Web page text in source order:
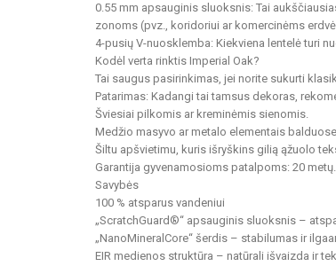
0.55 mm apsauginis sluoksnis: Tai
zonoms (pvz., koridoriui ar komercinėms
4-pusių V-nuosklemba: Kiekviena lentelė turi
Kodėl verta rinktis Imperial Oak?
Tai saugus pasirinkimas, jei norite sukurti
Patarimas: Kadangi tai tamsus dekoras,
Šviesiai pilkomis ar kreminėmis sienomis.
Medžio masyvo ar metalo elementais
Šiltu apšvietimu, kuris išryškins gilią ąžuolo
Garantija gyvenamosioms patalpoms: 20 metų.
Savybės
100 % atsparus vandeniui
„ScratchGuard®“ apsauginis sluoksnis –
„NanoMineralCore“ šerdis – stabilumas ir
EIR medienos struktūra – natūrali išvaizda ir